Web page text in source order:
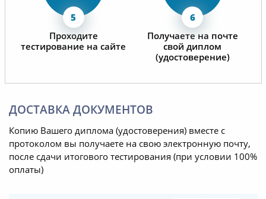
Проходите
тестирование на сайте
Получаете на почте
свой диплом
(удостоверение)
ДОСТАВКА ДОКУМЕНТОВ
Копию Вашего диплома (удостоверения) вместе с
протоколом вы получаете на свою электронную почту,
после сдачи итогового тестирования (при условии 100%
оплаты)